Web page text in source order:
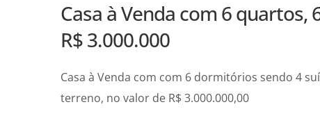
Casa à Venda com 6 quartos,
R$ 3.000.000
Casa à Venda com com 6 dormitórios sendo 4
terreno, no valor de R$ 3.000.000,00